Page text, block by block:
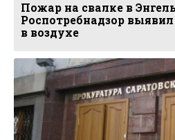
Пожар на свалке в
Роспотребнадзор
в воздухе